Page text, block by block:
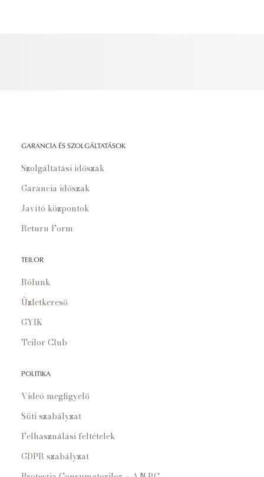
GARANCIA ÉS SZOLGÁLTATÁSOK
Szolgáltatási időszak
Garancia időszak
Javító központok
Return Form
TEILOR
Rólunk
Üzletkereső
GYIK
Teilor Club
POLITIKA
Videó megfigyelő
Süti szabályzat
Felhasználási feltételek
GDPR szabályzat